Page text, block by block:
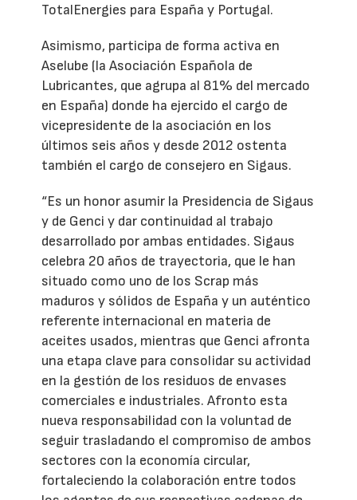
TotalEnergies para España y Portugal.
Asimismo, participa de forma activa en
Aselube (la Asociación Española de
Lubricantes, que agrupa al 81% del mercado
en España) donde ha ejercido el cargo de
vicepresidente de la asociación en los
últimos seis años y desde 2012 ostenta
también el cargo de consejero en Sigaus.
“Es un honor asumir la Presidencia de Sigaus
y de Genci y dar continuidad al trabajo
desarrollado por ambas entidades. Sigaus
celebra 20 años de trayectoria, que le han
situado como uno de los Scrap más
maduros y sólidos de España y un auténtico
referente internacional en materia de
aceites usados, mientras que Genci afronta
una etapa clave para consolidar su actividad
en la gestión de los residuos de envases
comerciales e industriales. Afronto esta
nueva responsabilidad con la voluntad de
seguir trasladando el compromiso de ambos
sectores con la economía circular,
fortaleciendo la colaboración entre todos